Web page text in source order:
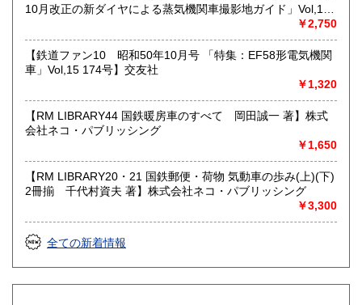
10月改正の新ダイヤによる蒸気機関車撮影地ガイド」Vol,19
￥2,750
【鉄道ファン10 昭和50年10月号 「特集：EF58形電気機関
車」Vol,15 174号】交友社
￥1,320
【RM LIBRARY44 国鉄暖房車のすべて 岡田誠一 著】株式
会社ネコ・パブリッシング
￥1,650
【RM LIBRARY20・21 国鉄郵便・荷物 気動車の歩み(上)(下)
2冊揃 千代村資夫 著】株式会社ネコ・パブリッシング
￥3,300
全ての新着情報